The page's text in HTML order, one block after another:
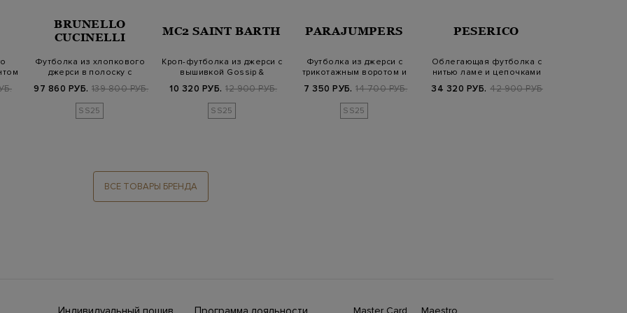
BRUNELLO
CUCINELLI
Футболка из хлопкового
джерси в полоску с
97 860 РУБ. 139 800 РУБ.
SS25
MC2 SAINT BARTH
Кроп-футболка из джерси с
вышивкой Gossip &
10 320 РУБ. 12 900 РУБ.
SS25
PARAJUMPERS
Футболка из джерси с
трикотажным воротом и
7 350 РУБ. 14 700 РУБ.
SS25
PESERICO
Облегающая футболка с
нитью ламе и цепочками
34 320 РУБ. 42 900 РУБ.
ВСЕ ТОВАРЫ БРЕНДА
Master Card Maestro